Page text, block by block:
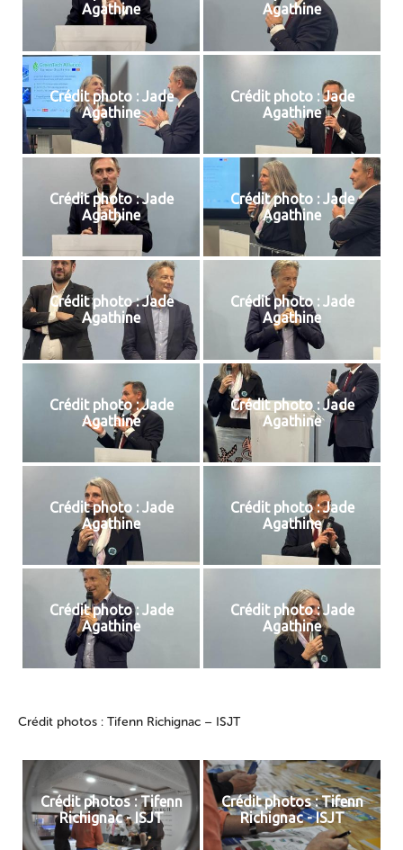
Agathine
Agathine
Crédit photo : Jade
Agathine
Crédit photo : Jade
Agathine
Crédit photo : Jade
Agathine
Crédit photo : Jade
Agathine
Crédit photo : Jade
Agathine
Crédit photo : Jade
Agathine
Crédit photo : Jade
Agathine
Crédit photo : Jade
Agathine
Crédit photo : Jade
Agathine
Crédit photo : Jade
Agathine
Crédit photo : Jade
Agathine
Crédit photo : Jade
Agathine
Crédit photos : Tifenn Richignac – ISJT
Crédit photos : Tifenn
Richignac - ISJT
Crédit photos : Tifenn
Richignac - ISJT